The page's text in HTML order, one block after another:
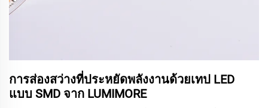
การส่องสว่างที่ประหยัดพลังงานด้วยเทป LED
แบบ SMD จาก LUMIMORE